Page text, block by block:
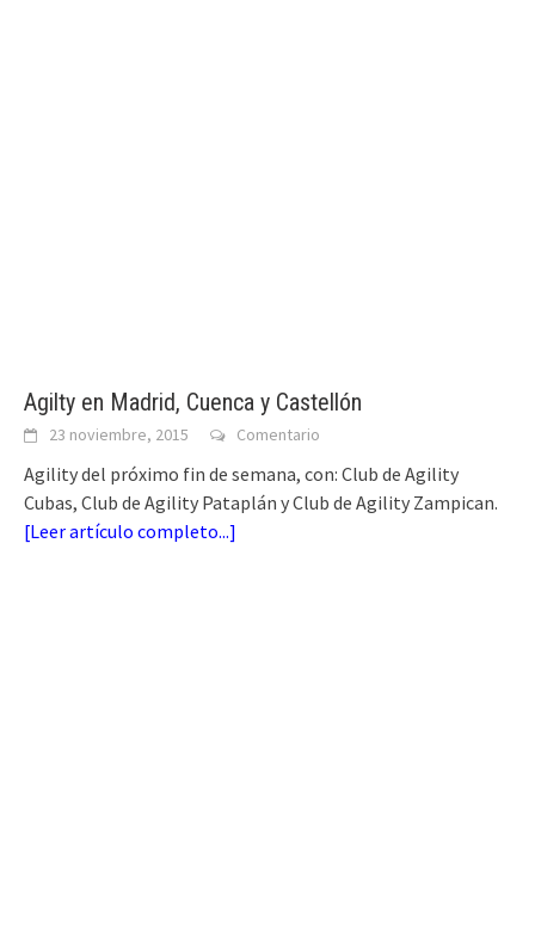
Agilty en Madrid, Cuenca y Castellón
23 noviembre, 2015 Comentario
Agility del próximo fin de semana, con: Club de Agility
Cubas, Club de Agility Pataplán y Club de Agility Zampican.
[Leer artículo completo...]